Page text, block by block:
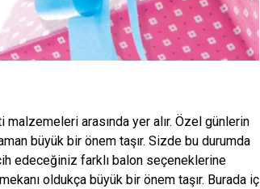
arasında yer alır. Özel günlerin
büyük bir önem taşır. Sizde bu durumda
edeceğiniz farklı balon seçeneklerine
oldukça büyük bir önem taşır. Burada iç